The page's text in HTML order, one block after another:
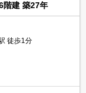
階建 築27年
徒歩1分